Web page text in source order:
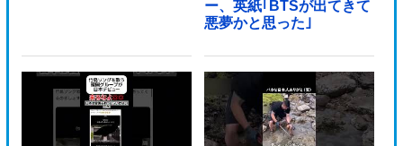
ー、英紙｢BTSが出てきて
悪夢かと思った｣